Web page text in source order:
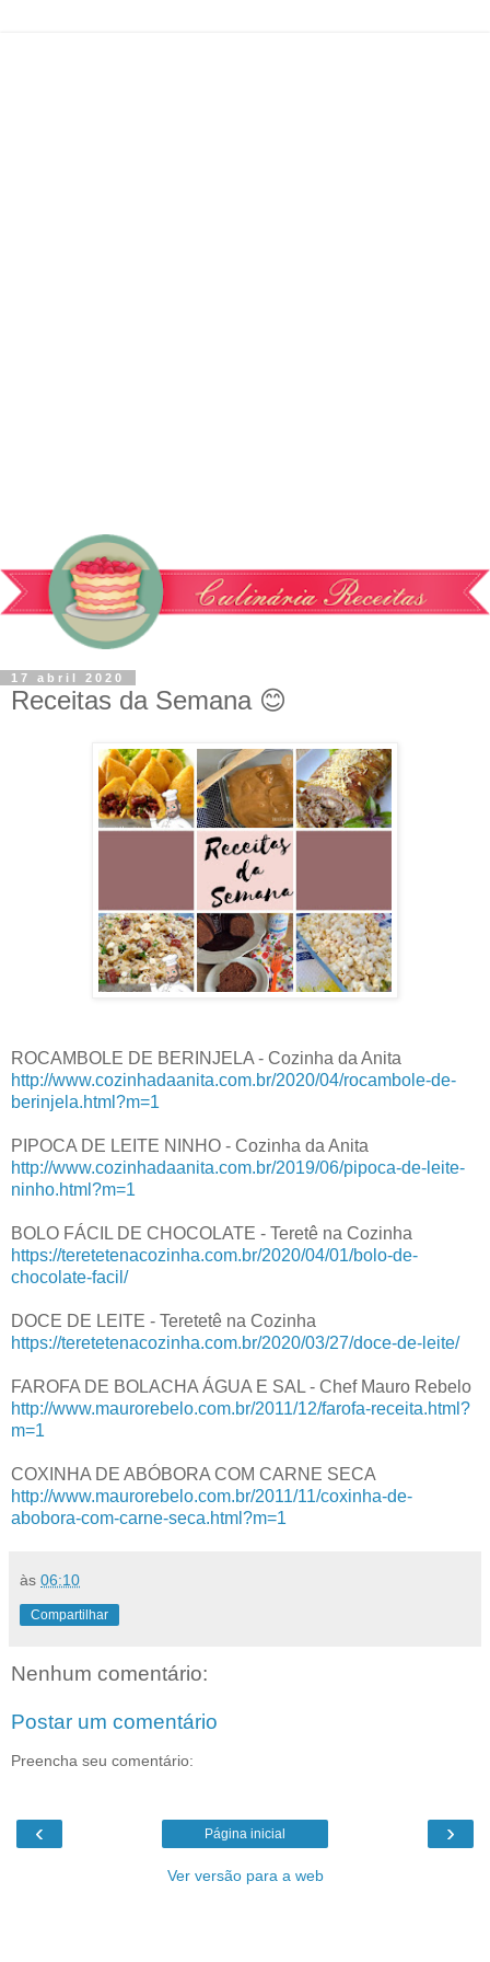
17 abril 2020
Receitas da Semana 😊
ROCAMBOLE DE BERINJELA - Cozinha da Anita
http://www.cozinhadaanita.com.br/2020/04/rocambole-de-
berinjela.html?m=1
PIPOCA DE LEITE NINHO - Cozinha da Anita
http://www.cozinhadaanita.com.br/2019/06/pipoca-de-leite-
ninho.html?m=1
BOLO FÁCIL DE CHOCOLATE - Teretê na Cozinha
https://teretetenacozinha.com.br/2020/04/01/bolo-de-
chocolate-facil/
DOCE DE LEITE - Teretetê na Cozinha
https://teretetenacozinha.com.br/2020/03/27/doce-de-leite/
FAROFA DE BOLACHA ÁGUA E SAL - Chef Mauro Rebelo
http://www.maurorebelo.com.br/2011/12/farofa-receita.html?
m=1
COXINHA DE ABÓBORA COM CARNE SECA
http://www.maurorebelo.com.br/2011/11/coxinha-de-
abobora-com-carne-seca.html?m=1
às 06:10
Compartilhar
Nenhum comentário:
Postar um comentário
Preencha seu comentário:
‹ ›
Página inicial
Ver versão para a web